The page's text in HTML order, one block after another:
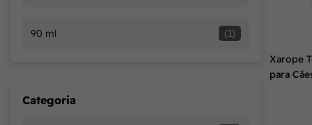
90 ml (1)
Categoria
Xarope
para